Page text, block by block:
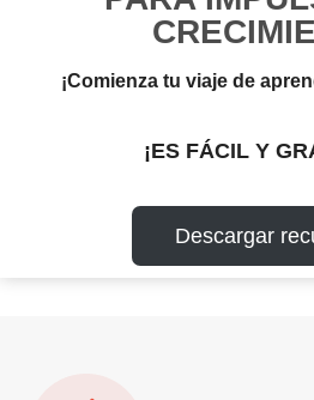
¡Comienza tu viaje de
¡ES FÁCIL Y
Descargar